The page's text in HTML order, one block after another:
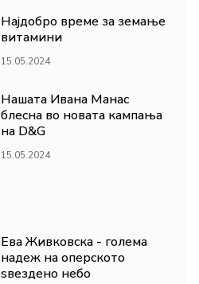
Најдобро време за земање
витамини
15.05.2024
Нашата Ивана Манас
блесна во новата кампања
на D&G
15.05.2024
Ева Живковска - голема
надеж на оперското
ѕвездено небо